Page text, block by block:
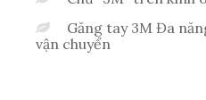
Găng tay 3M Đa
vận chuyển